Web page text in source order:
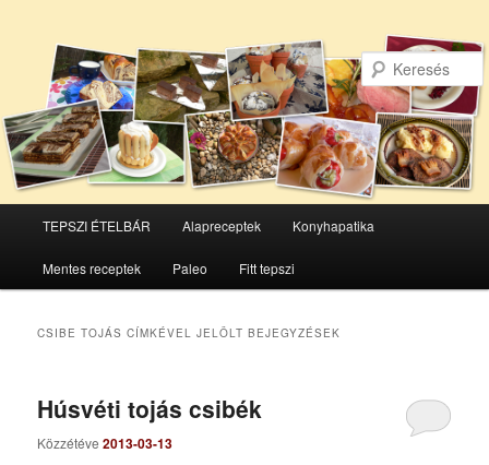
Tovább
az
elsődleges
Tovább
a
másodlagos
TEPSZI ÉTELBÁR Alapreceptek Konyhapatika
Mentes receptek Paleo Fitt tepszi
CSIBE TOJÁS CÍMKÉVEL JELÖLT BEJEGYZÉSEK
Húsvéti tojás csibék
Közzétéve2013-03-13